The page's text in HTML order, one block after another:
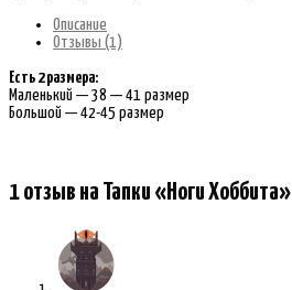
Описание
Отзывы (1)
Есть 2 размера:
Маленький — 38 — 41 размер
Большой — 42-45 размер
1 отзыв на Тапки «Ноги Хоббита»